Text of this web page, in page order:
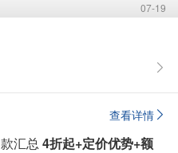
07-19
查看详情
汇总 4折起+定价优势+额